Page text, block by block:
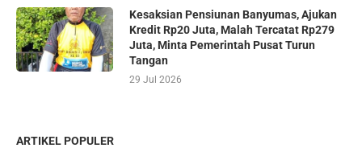
Kesaksian Pensiunan Banyumas, Ajukan
Kredit Rp20 Juta, Malah Tercatat Rp279
Juta, Minta Pemerintah Pusat Turun
Tangan
29 Jul 2026
ARTIKEL POPULER